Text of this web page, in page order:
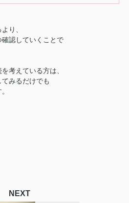
り、
認していくことで
考えている方は、
みるだけでも
NEXT